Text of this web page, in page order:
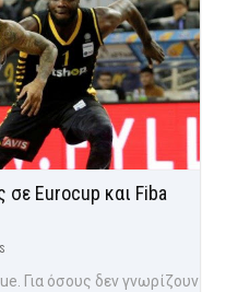
σε Eurocup και Fiba
Για όσους δεν γνωρίζουν